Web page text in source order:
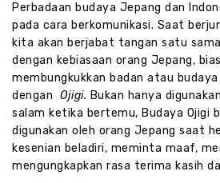
Perbadaan budaya Jepang dan
pada cara berkomunikasi. Saat
kita akan berjabat tangan satu
dengan kebiasaan orang Jepang,
membungkukkan badan atau budaya
dengan Ojigi. Bukan hanya
salam ketika bertemu, Budaya Ojigi
digunakan oleh orang Jepang saat
kesenian beladiri, meminta maaf,
mengungkapkan rasa terima kasih